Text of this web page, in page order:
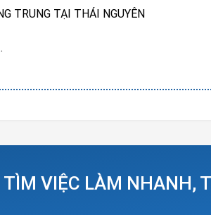
TRUNG TẠI THÁI NGUYÊN
) + phụ cấp
VIỆC LÀM NHANH,